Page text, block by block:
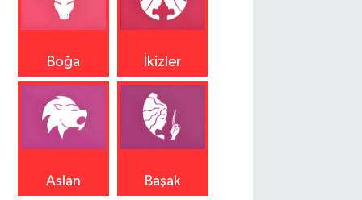
Boğa İkizler
Aslan Başak